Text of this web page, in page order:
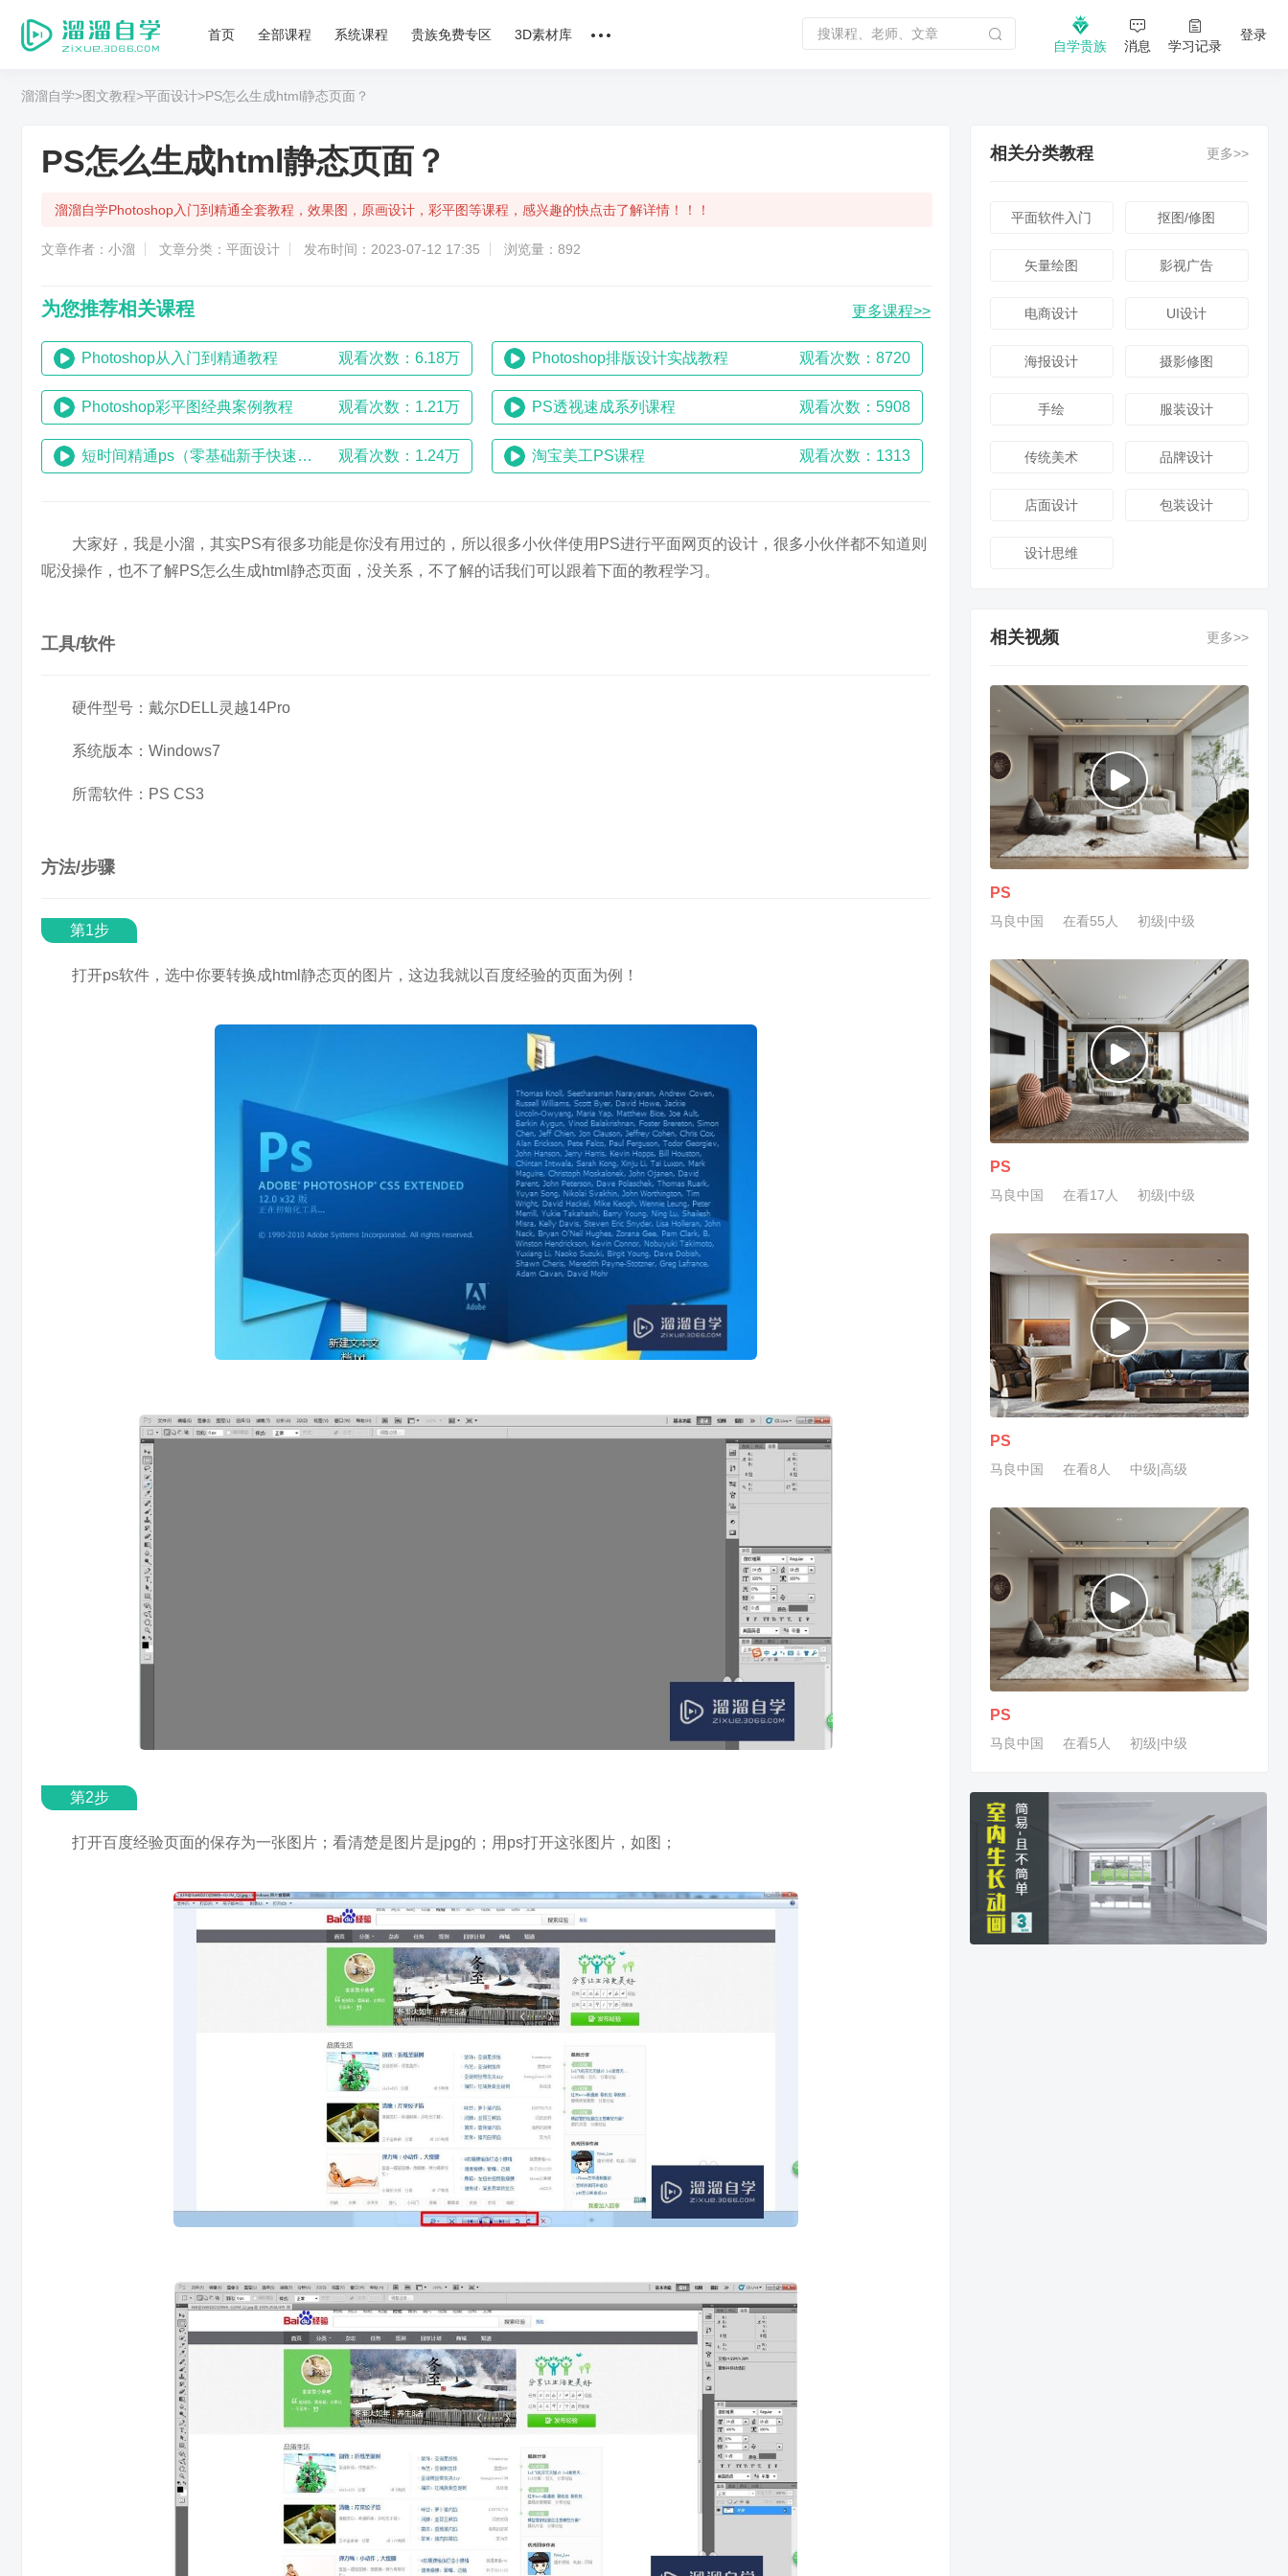
首页 全部课程 系统课程 贵族免费专区 3D素材库
自学贵族 消息 学习记录
登录
溜溜自学>图文教程>平面设计>PS怎么生成html静态页面？
PS怎么生成html静态页面？
溜溜自学Photoshop入门到精通全套教程，效果图，原画设计，彩平图等课程，感兴趣的快点击了解详情！！！
文章作者：小溜 文章分类：平面设计 发布时间：2023-07-12 17:35 浏览量：892
为您推荐相关课程 更多课程>>
Photoshop从入门到精通教程 观看次数：6.18万 Photoshop排版设计实战教程 观看次数：8720
Photoshop彩平图经典案例教程 观看次数：1.21万 PS透视速成系列课程 观看次数：5908
短时间精通ps（零基础新手快速入门ps教程） 观看次数：1.24万 淘宝美工PS课程 观看次数：1313
大家好，我是小溜，其实PS有很多功能是你没有用过的，所以很多小伙伴使用PS进行平面网页的设计，很多小伙伴都不知道则
呢没操作，也不了解PS怎么生成html静态页面，没关系，不了解的话我们可以跟着下面的教程学习。
工具/软件
硬件型号：戴尔DELL灵越14Pro
系统版本：Windows7
所需软件：PS CS3
方法/步骤
第1步
打开ps软件，选中你要转换成html静态页的图片，这边我就以百度经验的页面为例！
第2步
打开百度经验页面的保存为一张图片；看清楚是图片是jpg的；用ps打开这张图片，如图；
相关分类教程 更多>>
平面软件入门 抠图/修图
矢量绘图 影视广告
电商设计 UI设计
海报设计 摄影修图
手绘 服装设计
传统美术 品牌设计
店面设计 包装设计
设计思维
相关视频 更多>>
PS
马良中国 在看55人 初级|中级
PS
马良中国 在看17人 初级|中级
PS
马良中国 在看8人 中级|高级
PS
马良中国 在看5人 初级|中级